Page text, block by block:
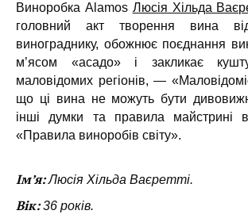
Виноробка Alamos Люсія Хільда
головний акт творення вина
винограднику, обожнює поєднання
м’ясом «асадо» і закликає
маловідомих регіонів, —
що ці вина не можуть бути
інші думки та правила майстрині
«Правила виноробів світу».
Ім’я:Люсія Хільда ​​Ваєретті.
Вік:36 років.